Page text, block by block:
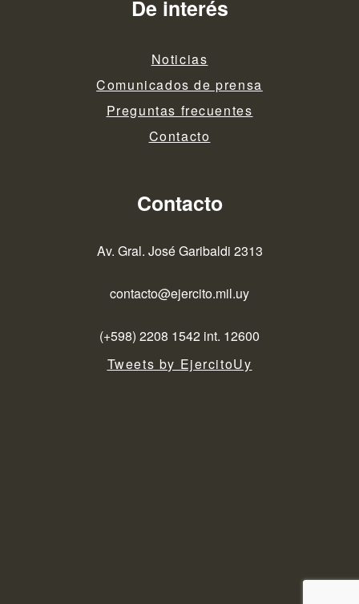
De interés
Noticias
Comunicados de prensa
Preguntas frecuentes
Contacto
Contacto
Av. Gral. José Garibaldi 2313
contacto@ejercito.mil.uy
(+598) 2208 1542 int. 12600
Tweets by EjercitoUy